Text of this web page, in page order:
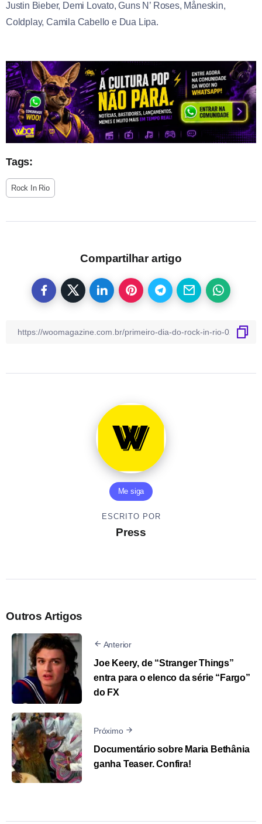
Justin Bieber, Demi Lovato, Guns N’ Roses, Måneskin,
Coldplay, Camila Cabello e Dua Lipa.
Tags:
Rock In Rio
Compartilhar artigo
Me siga
ESCRITO POR
Press
Outros Artigos
Anterior
Joe Keery, de “Stranger Things”
entra para o elenco da série “Fargo”
do FX
Próximo
Documentário sobre Maria Bethânia
ganha Teaser. Confira!